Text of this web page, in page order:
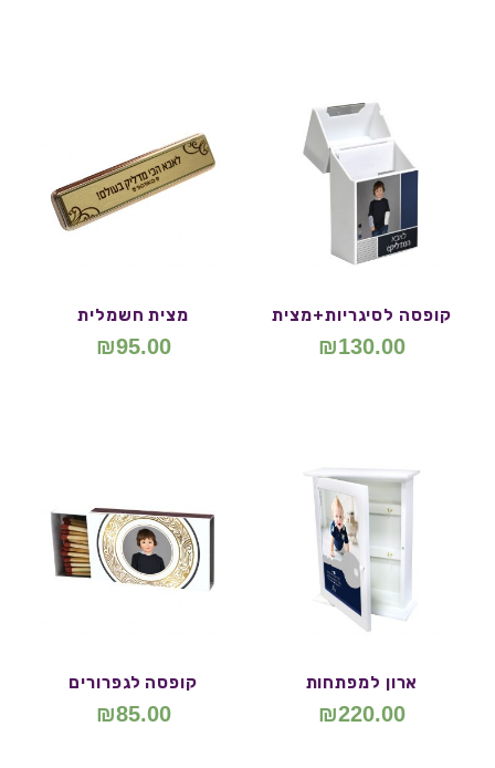
קופסה לסיגריות+מצית
₪130.00
מצית חשמלית
₪95.00
ארון למפתחות
₪220.00
קופסה לגפרורים
₪85.00